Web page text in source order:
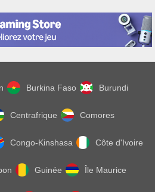
Burkina Faso Burundi
Centrafrique Comores
Congo-Kinshasa Côte d'Ivoire
Guinée Île Maurice